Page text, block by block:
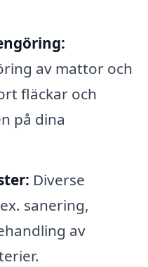
av mattor och
fläckar och
på dina
Diverse
sanering,
av